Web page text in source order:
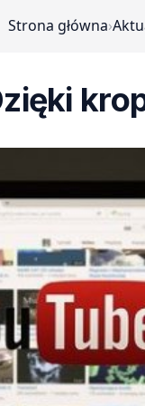
Strona główna›